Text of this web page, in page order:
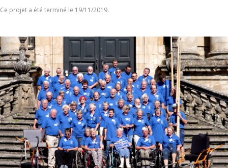
Ce projet a été terminé le 19/11/2019.